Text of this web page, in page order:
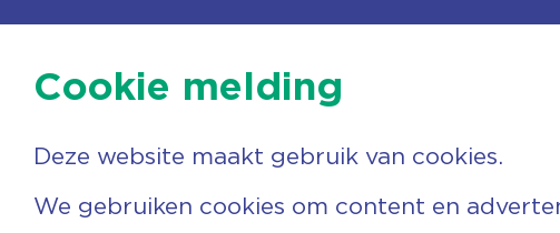
Agenda
Nieuwsbrief
Contactgegevens
7731 PA Ommen
0529 455 767
Cookie melding
Deze website maakt gebruik van cookies.
We gebruiken cookies om content en